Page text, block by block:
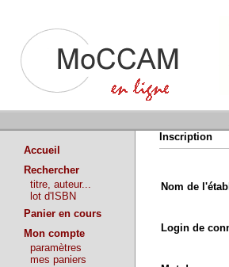
Accueil
Rechercher
titre, auteur...
lot d'ISBN
Panier en cours
Mon compte
paramètres
mes paniers
Inscription
Nom de
Login de